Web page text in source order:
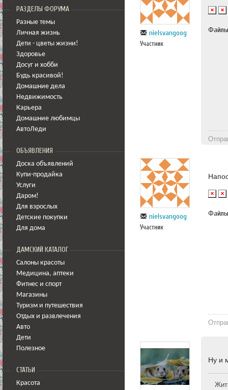
РАЗДЕЛЫ ФОРУМА
Разные темы
Личная жизнь
Дети - цветы жизни!
Здоровье
Досуг и хобби
Будь красивой!
Домашние дела
Недвижимость
Карьера
Домашние любимцы
АвтоЛеди
ОБЪЯВЛЕНИЯ
Доска объявлений
Купи-продайка
Услуги
Даром!
Для взрослых
Детские покупки
Для дома
ДАМСКИЙ КАТАЛОГ
Салоны красоты
Медицина, аптеки
Фитнес и спорт
Магазины
Туризм и путешествия
Отдых и развлечения
Авто
Дети
Полезное
СТАТЬИ
Красота
nielsvangoog
Участник
nielsvangoog
Участник
Ну и